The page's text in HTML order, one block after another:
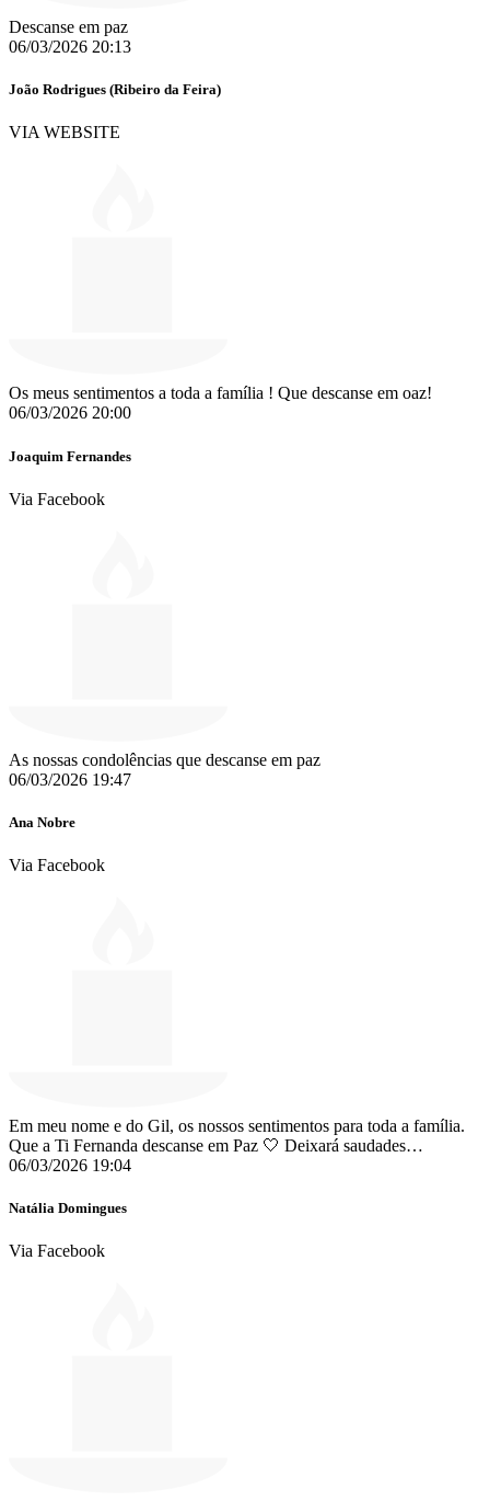
Descanse em paz
06/03/2026 20:13
João Rodrigues (Ribeiro da Feira)
VIA WEBSITE
Os meus sentimentos a toda a família ! Que descanse em oaz!
06/03/2026 20:00
Joaquim Fernandes
Via Facebook
As nossas condolências que descanse em paz
06/03/2026 19:47
Ana Nobre
Via Facebook
Em meu nome e do Gil, os nossos sentimentos para toda a família.
Que a Ti Fernanda descanse em Paz 🤍 Deixará saudades…
06/03/2026 19:04
Natália Domingues
Via Facebook